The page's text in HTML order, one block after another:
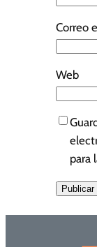
Correo
Web
para